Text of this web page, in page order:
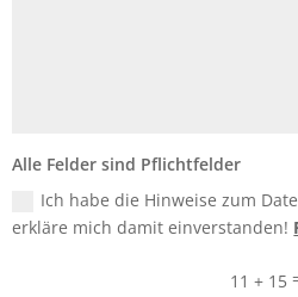
Alle Felder sind Pflichtfelder
Ich habe die Hinweise zum
erkläre mich damit einverstanden!
11 + 15